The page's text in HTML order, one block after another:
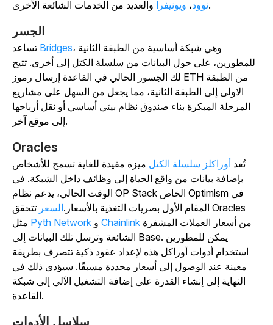
نوود،ويونيفرا
الجسر
تساعدBridges، وهي شبكة أساسية من الطبقة الثانية
للمطورين، على حول البيانات من سلسلة الكتل إلى أخرى. تتيح
لك الجسور الحالي في القاعدة إرسال رموز ETH من الطبقة
الاولى إلى الطبقة الثانية، مما يجعل من السهل على مشاريع
المرحلة المبكرة بناء صندوق نظام بيئي أساسي أو نقل أرباحها
Oracles
تُعدأوراكلز سلسلة الكتلميزة مفيدة للغاية تسمح للأشخاص
بإضافة بيانات من واقع الحياة إلى وظائف داخل الشبكة. في
الوقت الحالي، يدعم نظام OP Stack الخاص Optimism في
المقام الأولبصريات التغذيةبالأسعار.السعرتتحقق Oracles
مثلPyth Network وChainlink من أسعار العملات المشفرة
الشائعة وترسل تلك البيانات إلى Base. يمكن للمطورين
استخدام أدوات أوراكل هذه لإعداد عقود ذكية تتصرف بطريقة
معينة عند الوصول إلى أسعار محددة مسبقًا. سيؤدي ذلك في
النهاية إلى إنشاء القدرة على إضافة التشغيل الآلي إلى شبكة
سلاسل الأدوات